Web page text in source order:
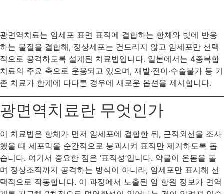
광면역치료는 암세포 표면 표적에 결합하는 항체와 빛에 반응
하는 물질을 결합해, 정상세포는 건드리지 않고 암세포만 선택
적으로 공격하도록 설계된 치료법입니다. 일본에서는 4종복합
치료의 주요 축으로 운용되고 있으며, 재발·전이·수술불가 등 기
존 치료가 한계에 다다른 경우에 새로운 옵션을 제시합니다.
광면역치료란 무엇인가
이 치료법은 항체가 먼저 암세포에 결합한 뒤, 근적외선을 조사
했을 때 세포막을 순간적으로 붕괴시켜 표적만 제거하도록 돕
습니다. 여기서 중요한 점은 ‘표적성’입니다. 약물이 온몸을 돌
며 정상조직까지 공격하는 방식이 아니라, 암세포만 표시해 선
택적으로 작동합니다. 이 과정에서 노출된 암 항원 정보가 면역